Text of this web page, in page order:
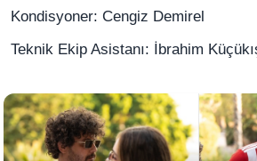
Kondisyoner: Cengiz Demirel
Teknik Ekip Asistanı: İbrahim